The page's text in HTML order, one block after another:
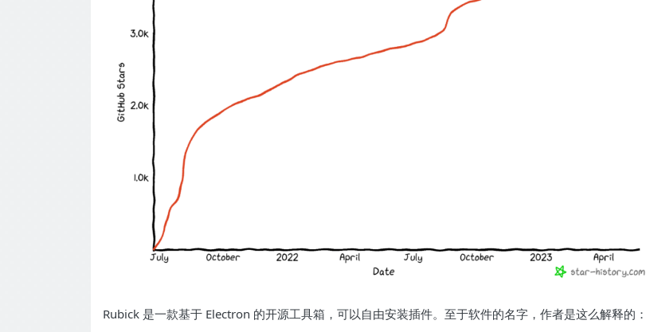
Rubick 是一款基于 Electron 的开源工具箱，可以自由安装插件。至于软件的名字，作者是这么解释的：